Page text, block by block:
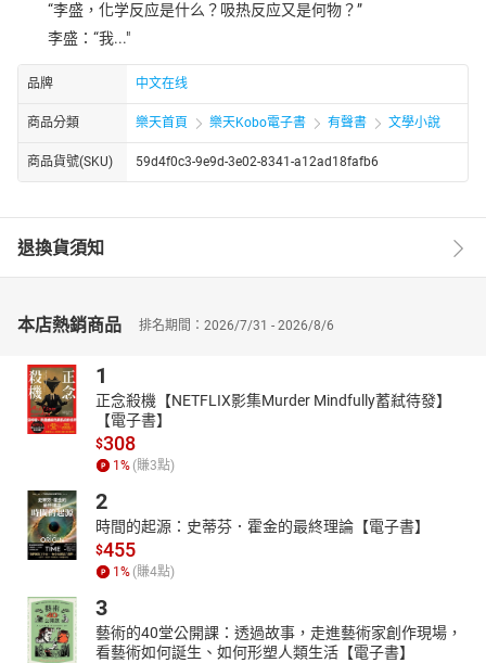
“李盛，化学反应是什么？吸热反应又是何物？”
李盛：“我..."
品牌 中文在线
商品分類 樂天首頁 樂天Kobo電子書 有聲書 文學小說
商品貨號(SKU) 59d4f0c3-9e9d-3e02-8341-a12ad18fafb6
退換貨須知
本店熱銷商品 排名期間：2026/7/31 - 2026/8/6
1
正念殺機【NETFLIX影集Murder Mindfully蓄弒待發】
【電子書】
$308
1 % (賺3點)
2
時間的起源：史蒂芬．霍金的最終理論【電子書】
$455
1 % (賺4點)
3
藝術的40堂公開課：透過故事，走進藝術家創作現場，
看藝術如何誕生、如何形塑人類生活【電子書】